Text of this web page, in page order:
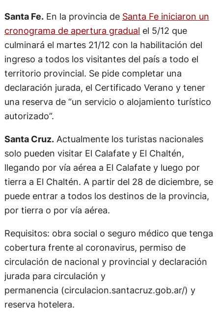
Santa Fe.En la provincia de Santa Fe iniciaron un
cronograma de apertura gradual el 5/12 que
culminará el martes 21/12 con la habilitación del
ingreso a todos los visitantes del país a todo el
territorio provincial. Se pide completar una
declaración jurada, el Certificado Verano y tener
una reserva de “un servicio o alojamiento turístico
autorizado”.
Santa Cruz.Actualmente los turistas nacionales
solo pueden visitar El Calafate y El Chaltén,
llegando por vía aérea a El Calafate y luego por
tierra a El Chaltén. A partir del 28 de diciembre, se
puede entrar a todos los destinos de la provincia,
por tierra o por vía aérea.
Requisitos: obra social o seguro médico que tenga
cobertura frente al coronavirus, permiso de
circulación de nacional y provincial y declaración
jurada para circulación y
permanencia (circulacion.santacruz.gob.ar/) y
reserva hotelera.